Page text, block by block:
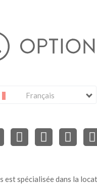
Français
est spécialisée dans la